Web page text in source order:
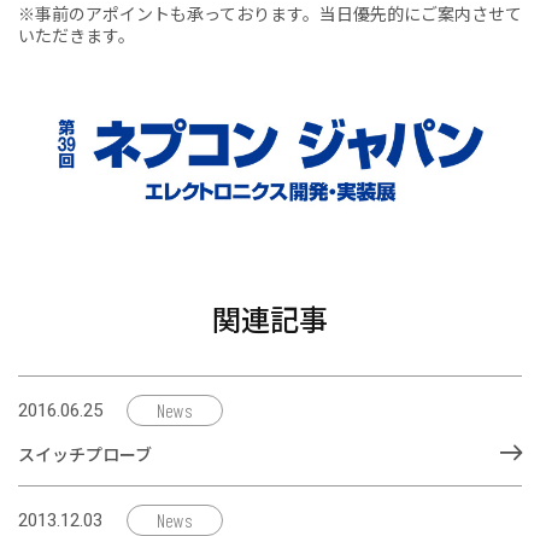
※事前のアポイントも承っております。当日優先的にご案内させて
いただきます。
関連記事
2016.06.25 News
スイッチプローブ
2013.12.03 News